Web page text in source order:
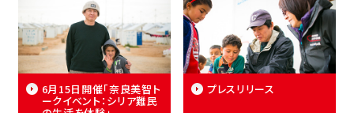
6月15日開催「奈良美智ト
ークイベント：シリア難民
プレスリリース